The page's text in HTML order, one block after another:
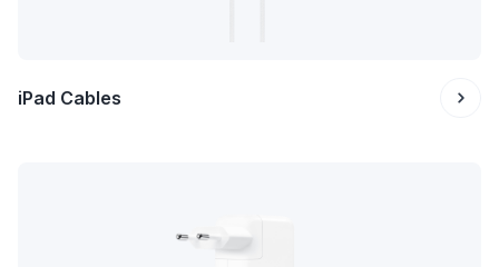
iPad Cables